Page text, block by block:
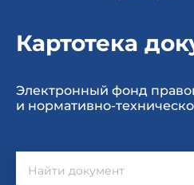
Картотека
Электронный фонд
и нормативно-